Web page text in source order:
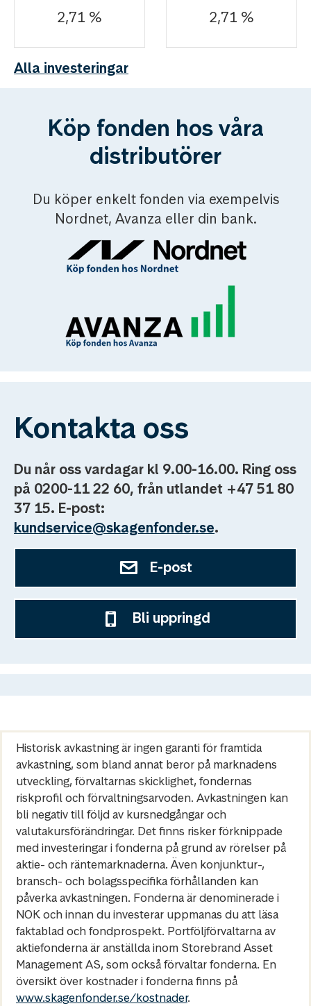
2,71 % 2,71 %
Alla investeringar
Köp fonden hos våra
distributörer
Du köper enkelt fonden via exempelvis
Nordnet, Avanza eller din bank.
Kontakta oss
Du når oss vardagar kl 9.00-16.00. Ring oss
på 0200-11 22 60, från utlandet +47 51 80
37 15. E-post:
kundservice@skagenfonder.se.
E-post
Bli uppringd
Historisk avkastning är ingen garanti för framtida
avkastning, som bland annat beror på marknadens
utveckling, förvaltarnas skicklighet, fondernas
riskprofil och förvaltningsarvoden. Avkastningen kan
bli negativ till följd av kursnedgångar och
valutakursförändringar. Det finns risker förknippade
med investeringar i fonderna på grund av rörelser på
aktie- och räntemarknaderna. Även konjunktur-,
bransch- och bolagsspecifika förhållanden kan
påverka avkastningen. Fonderna är denominerade i
NOK och innan du investerar uppmanas du att läsa
faktablad och fondprospekt. Portföljförvaltarna av
aktiefonderna är anställda inom Storebrand Asset
Management AS, som också förvaltar fonderna. En
översikt över kostnader i fonderna finns på
www.skagenfonder.se/kostnader.